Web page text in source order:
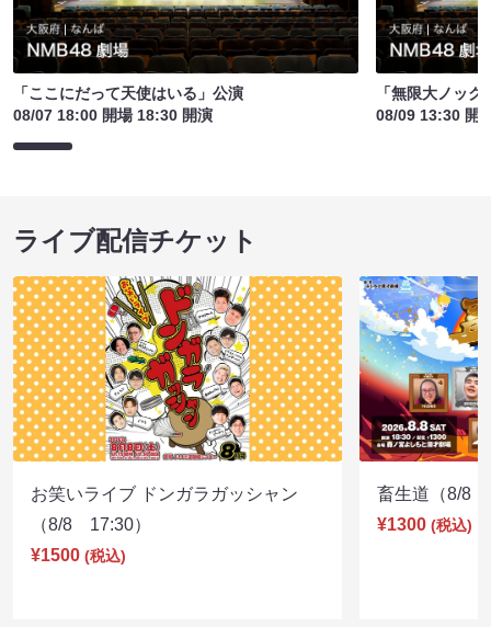
「ここにだって天使はいる」公演
08/07 18:00 開場 18:30 開演
「無限大ノック
08/09 13:30 開
ライブ配信チケット
お笑いライブ ドンガラガッシャン
（8/8 17:30）
¥1500 (税込)
畜生道（8/8
¥1300 (税込)